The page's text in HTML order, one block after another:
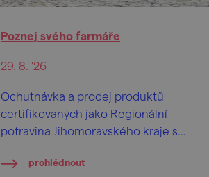
Poznej svého farmáře
29. 8. '26
Ochutnávka a prodej produktů
certifikovaných jako Regionální
potravina Jihomoravského kraje s
programem.
prohlédnout